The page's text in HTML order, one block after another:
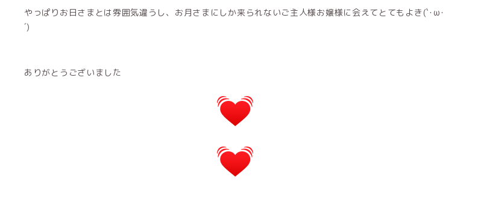
やっぱりお日さまとは雰囲気違うし、お月さまにしか来られないご主人様お嬢様に会えてとてもよき(`･ω･
´)
ありがとうございました